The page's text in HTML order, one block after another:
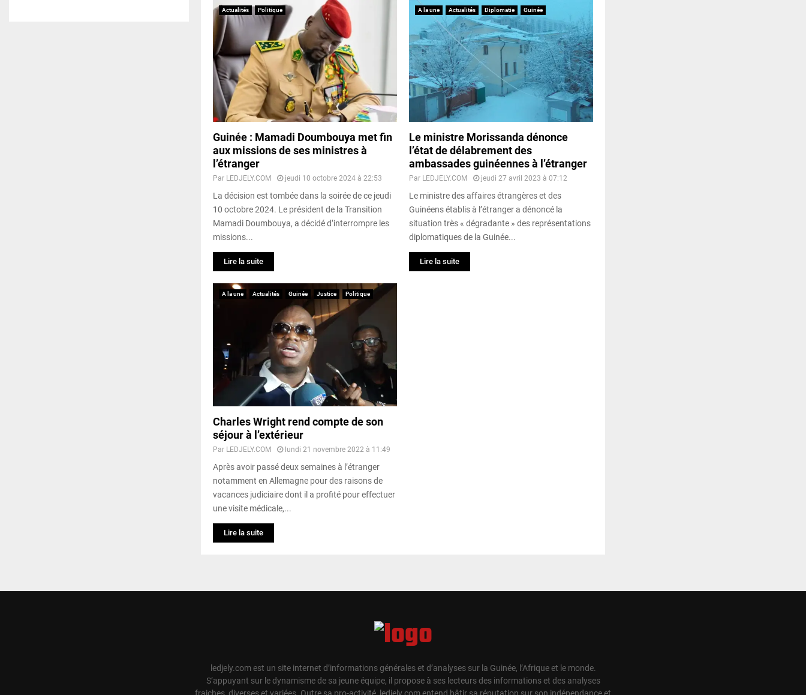
Actualités Politique
Guinée : Mamadi Doumbouya met fin
aux missions de ses ministres à
l’étranger
Par LEDJELY.COM jeudi 10 octobre 2024 à 22:53
La décision est tombée dans la soirée de ce jeudi
10 octobre 2024. Le président de la Transition
Mamadi Doumbouya, a décidé d’interrompre les
missions...
Lire la suite
A la une Actualités Diplomatie Guinée
Le ministre Morissanda dénonce
l’état de délabrement des
ambassades guinéennes à l’étranger
Par LEDJELY.COM jeudi 27 avril 2023 à 07:12
Le ministre des affaires étrangères et des
Guinéens établis à l’étranger a dénoncé la
situation très « dégradante » des représentations
diplomatiques de la Guinée...
Lire la suite
A la une Actualités Guinée Justice Politique
Charles Wright rend compte de son
séjour à l’extérieur
Par LEDJELY.COM lundi 21 novembre 2022 à 11:49
Après avoir passé deux semaines à l’étranger
notamment en Allemagne pour des raisons de
vacances judiciaire dont il a profité pour effectuer
une visite médicale,...
Lire la suite
ledjely.com est un site internet d’informations générales et d’analyses sur la Guinée, l’Afrique et le monde.
S’appuyant sur le dynamisme de sa jeune équipe, il propose à ses lecteurs des informations et des analyses